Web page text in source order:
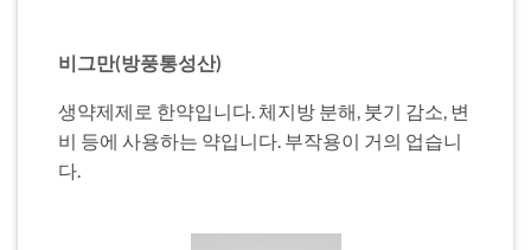
비그만(방풍통성산)
생약제제로 한약입니다. 체지방 분해, 붓기 감소, 변
비 등에 사용하는 약입니다. 부작용이 거의 업습니
다.